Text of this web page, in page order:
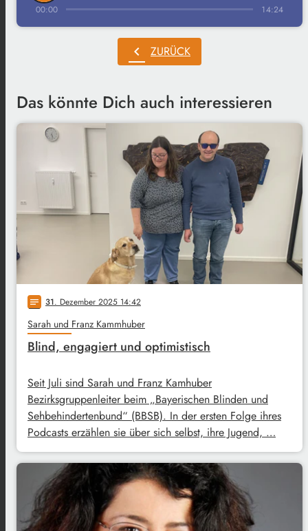
00:00 14:24
chevron_left ZURÜCK
Das könnte Dich auch interessieren
notes 31. Dezember 2025 14:42
Sarah und Franz Kammhuber
Blind, engagiert und optimistisch
Seit Juli sind Sarah und Franz Kamhuber
Bezirksgruppenleiter beim „Bayerischen Blinden und
Sehbehindertenbund“ (BBSB). In der ersten Folge ihres
Podcasts erzählen sie über sich selbst, ihre Jugend, …